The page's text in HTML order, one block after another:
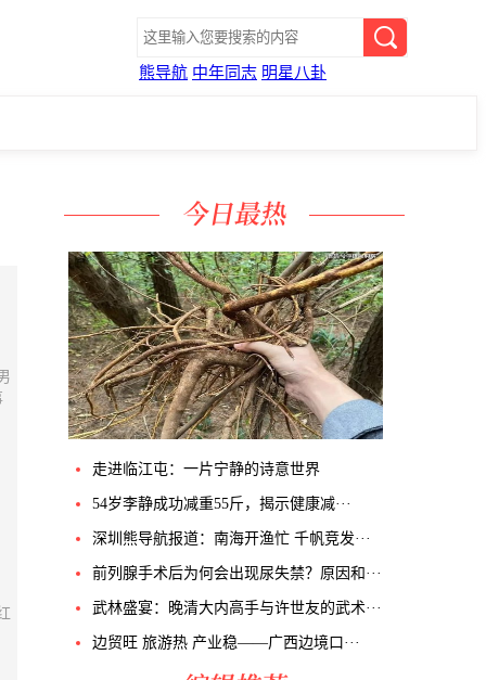
熊导航 中年同志 明星八卦
走进临江屯：一片宁静的诗意世界
54岁李静成功减重55斤，揭示健康减···
深圳熊导航报道：南海开渔忙 千帆竞发···
前列腺手术后为何会出现尿失禁？原因和···
武林盛宴：晚清大内高手与许世友的武术···
边贸旺 旅游热 产业稳——广西边境口···